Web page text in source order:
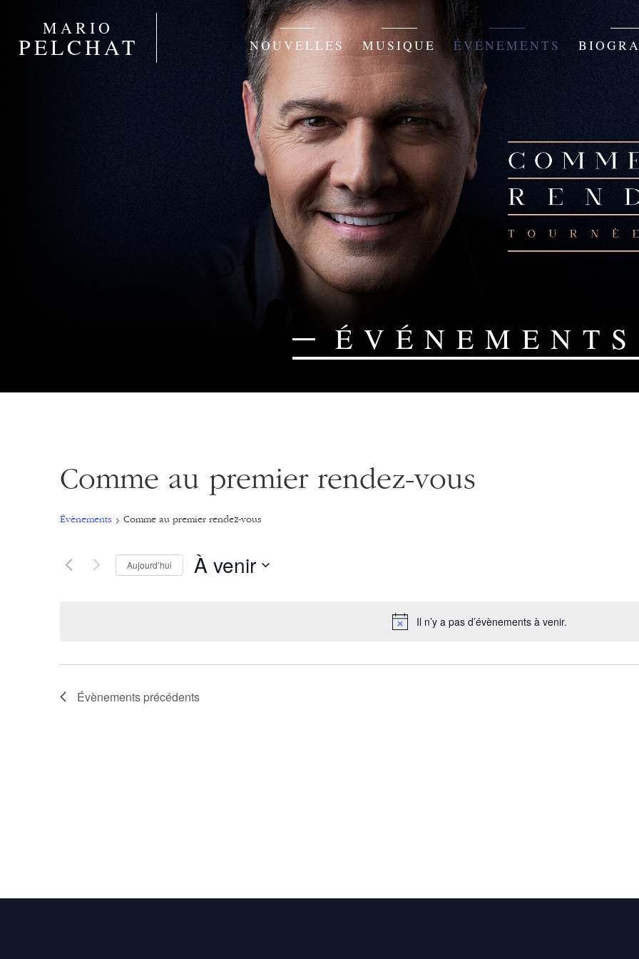
MARIO
PELCHAT NOUVELLES MUSIQUE ÉVÉNEMENTS
ÉVÉNEMENTS
Notice
Il n’y a pas d’évènements à venir.
Comme au premier rendez-vous
Évènements Comme au premier rendez-vous
Aujourd’hui À venir
Évènements précédents